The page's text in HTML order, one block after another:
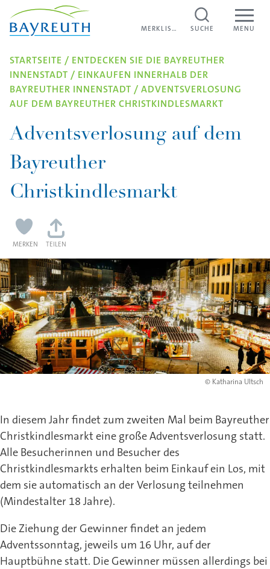
Direkt zum Inhalt
MENU
SUCHE
MERKLISTE
STARTSEITE / ENTDECKEN SIE DIE BAYREUTHER
INNENSTADT / EINKAUFEN INNERHALB DER
BAYREUTHER INNENSTADT / ADVENTSVERLOSUNG
AUF DEM BAYREUTHER CHRISTKINDLESMARKT
Adventsverlosung auf dem
Bayreuther
Christkindlesmarkt
MERKEN TEILEN
© Katharina Ultsch
In diesem Jahr findet zum zweiten Mal beim Bayreuther
Christkindlesmarkt eine große Adventsverlosung statt.
Alle Besucherinnen und Besucher des
Christkindlesmarkts erhalten beim Einkauf ein Los, mit
dem sie automatisch an der Verlosung teilnehmen
(Mindestalter 18 Jahre).
Die Ziehung der Gewinner findet an jedem
Adventssonntag, jeweils um 16 Uhr, auf der
Hauptbühne statt. Die Gewinner müssen allerdings bei